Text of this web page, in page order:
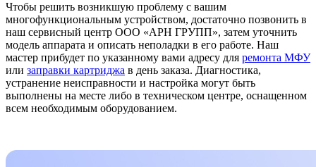
Чтобы решить возникшую проблему с вашим
многофункциональным устройством, достаточно позвонить в
наш сервисный центр ООО «АРН ГРУПП», затем уточнить
модель аппарата и описать неполадки в его работе. Наш
мастер прибудет по указанному вами адресу для ремонта МФУ
или заправки картриджа в день заказа. Диагностика,
устранение неисправности и настройка могут быть
выполнены на месте либо в техническом центре, оснащенном
всем необходимым оборудованием.